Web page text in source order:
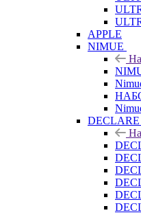
APPLE
NIMUE
DECLARE